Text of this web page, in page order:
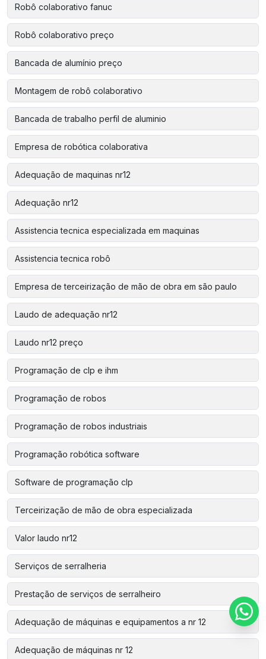
Robô colaborativo fanuc
Robô colaborativo preço
Bancada de alumínio preço
Montagem de robô colaborativo
Bancada de trabalho perfil de aluminio
Empresa de robótica colaborativa
Adequação de maquinas nr12
Adequação nr12
Assistencia tecnica especializada em maquinas
Assistencia tecnica robô
Empresa de terceirização de mão de obra em são paulo
Laudo de adequação nr12
Laudo nr12 preço
Programação de clp e ihm
Programação de robos
Programação de robos industriais
Programação robótica software
Software de programação clp
Terceirização de mão de obra especializada
Valor laudo nr12
Serviços de serralheria
Prestação de serviços de serralheiro
Adequação de máquinas e equipamentos a nr 12
Adequação de máquinas nr 12